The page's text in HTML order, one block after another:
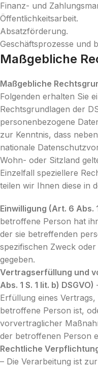
Finanz- und
Öffentlichkeitsarbeit.
Absatzförderung.
Geschäftsprozesse und
Maßgebliche
Maßgebliche
Folgenden erhalten Sie
Rechtsgrundlagen der
personenbezogene
zur Kenntnis, dass
nationale
Wohn- oder Sitzland
Einzelfall speziellere
teilen wir Ihnen diese in
Einwilligung (Art. 6 Abs.
betroffene Person hat
der sie betreffenden
spezifischen Zweck
gegeben.
Vertragserfüllung und
Abs. 1 S. 1 lit. b) DSGVO)
Erfüllung eines
betroffene Person ist,
vorvertraglicher
der betroffenen Person
Rechtliche Verpflichtung
– Die Verarbeitung ist